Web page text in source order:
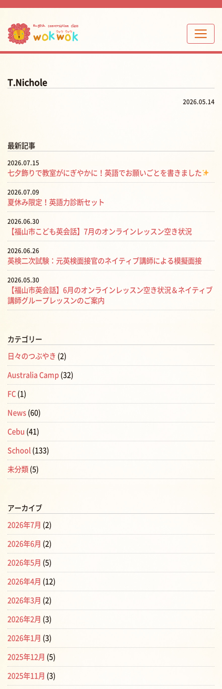
T.Nichole
2026.05.14
最新記事
2026.07.15
七夕飾りで教室がにぎやかに！英語でお願いごとを書きました
2026.07.09
夏休み限定！英語力診断セット
2026.06.30
【福山市こども英会話】7月のオンラインレッスン空き状況
2026.06.26
英検二次試験：元英検面接官のネイティブ講師による模擬面接
2026.05.30
【福山市英会話】6月のオンラインレッスン空き状況＆ネイティブ
講師グループレッスンのご案内
カテゴリー
日々のつぶやき (2)
Australia Camp (32)
FC (1)
News (60)
Cebu (41)
School (133)
未分類 (5)
アーカイブ
2026年7月 (2)
2026年6月 (2)
2026年5月 (5)
2026年4月 (12)
2026年3月 (2)
2026年2月 (3)
2026年1月 (3)
2025年12月 (5)
2025年11月 (3)